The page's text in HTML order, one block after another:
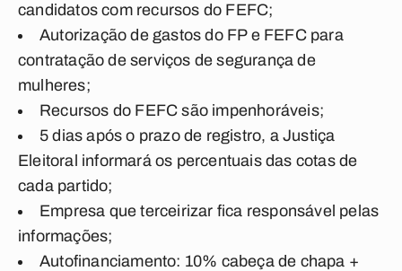
candidatos com recursos do FEFC;
Autorização de gastos do FP e FEFC para
contratação de serviços de segurança de
mulheres;
Recursos do FEFC são impenhoráveis;
5 dias após o prazo de registro, a Justiça
Eleitoral informará os percentuais das cotas de
cada partido;
Empresa que terceirizar fica responsável pelas
informações;
Autofinanciamento: 10% cabeça de chapa +